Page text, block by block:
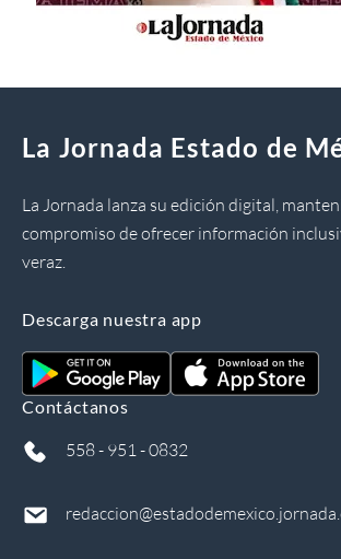
La Jornada Estado de
La Jornada lanza su edición digital,
compromiso de ofrecer información
veraz.
Descarga nuestra app
Contáctanos
558 - 951 - 0832